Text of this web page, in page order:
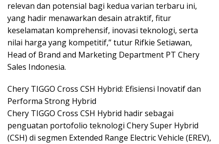
relevan dan potensial bagi kedua varian terbaru ini,
yang hadir menawarkan desain atraktif, fitur
keselamatan komprehensif, inovasi teknologi, serta
nilai harga yang kompetitif,” tutur Rifkie Setiawan,
Head of Brand and Marketing Department PT Chery
Sales Indonesia.
Chery TIGGO Cross CSH Hybrid: Efisiensi Inovatif dan
Performa Strong Hybrid
Chery TIGGO Cross CSH Hybrid hadir sebagai
penguatan portofolio teknologi Chery Super Hybrid
(CSH) di segmen Extended Range Electric Vehicle (EREV),